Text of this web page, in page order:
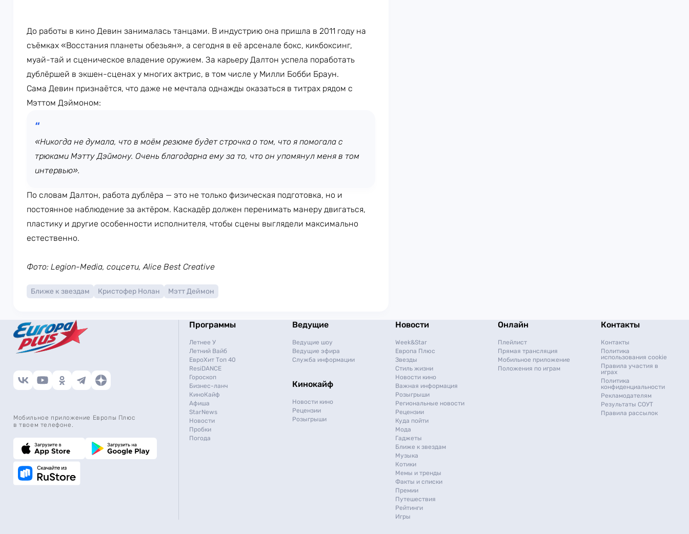
До работы в кино Девин занималась танцами. В индустрию она пришла в 2011 году на
съёмках «Восстания планеты обезьян», а сегодня в её арсенале бокс, кикбоксинг,
муай-тай и сценическое владение оружием. За карьеру Далтон успела поработать
дублёршей в экшен-сценах у многих актрис, в том числе у Милли Бобби Браун.
Сама Девин признаётся, что даже не мечтала однажды оказаться в титрах рядом с
Мэттом Дэймоном:
«Никогда не думала, что в моём резюме будет строчка о том, что я помогала с
трюками Мэтту Дэймону. Очень благодарна ему за то, что он упомянул меня в том
интервью».
По словам Далтон, работа дублёра — это не только физическая подготовка, но и
постоянное наблюдение за актёром. Каскадёр должен перенимать манеру двигаться,
пластику и другие особенности исполнителя, чтобы сцены выглядели максимально
естественно.
Фото: Legion-Media, соцсети, Alice Best Creative
Ближе к звездам Кристофер Нолан Мэтт Деймон
Мобильное приложение Европы Плюс
в твоем телефоне.
Программы
Летнее У
Летний Вайб
ЕвроХит Топ 40
ResiDANCE
Гороскоп
Бизнес-ланч
КиноКайф
Афиша
StarNews
Новости
Пробки
Погода
Ведущие
Ведущие шоу
Ведущие эфира
Служба информации
Кинокайф
Новости кино
Рецензии
Розыгрыши
Новости
Week&Star
Европа Плюс
Звезды
Стиль жизни
Новости кино
Важная информация
Розыгрыши
Региональные новости
Рецензии
Куда пойти
Мода
Гаджеты
Ближе к звездам
Музыка
Котики
Мемы и тренды
Факты и списки
Премии
Путешествия
Рейтинги
Игры
Онлайн
Плейлист
Прямая трансляция
Мобильное приложение
Положения по играм
Контакты
Контакты
Политика
использования cookie
Правила участия в
играх
Политика
конфиденциальности
Рекламодателям
Результаты СОУТ
Правила рассылок